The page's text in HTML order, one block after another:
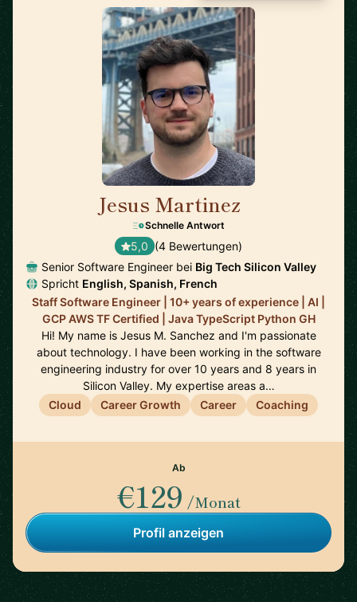
Jesus Martinez
Schnelle Antwort
5,0 (4 Bewertungen)
Senior Software Engineer bei Big Tech Silicon Valley
Spricht English, Spanish, French
Staff Software Engineer | 10+ years of experience | AI |
GCP AWS TF Certified | Java TypeScript Python GH
Hi! My name is Jesus M. Sanchez and I'm passionate
about technology. I have been working in the software
engineering industry for over 10 years and 8 years in
Silicon Valley. My expertise areas a…
Cloud
Career Growth Career Coaching
Ab
€129 /Monat
Profil anzeigen